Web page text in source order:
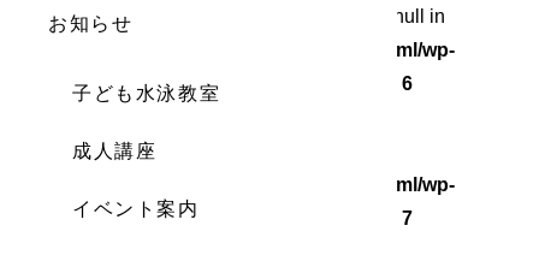
お知らせ
子ども水泳教室
成人講座
イベント案内
Warning: Attempt to read property "cat_ID" on null in
/home/wordstock/numasupo.com/public_html/wp-
content/themes/numaspo/single.php
6
Warning: Undefined array key 0 in
/home/wordstock/numasupo.com/public_html/wp-
content/themes/numaspo/single.php
7